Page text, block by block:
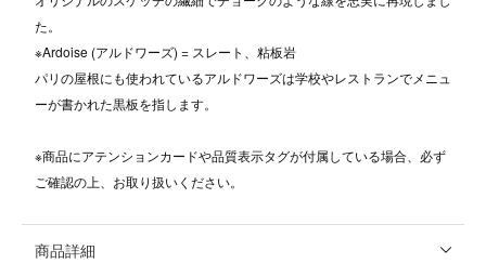
た。
※Ardoise (アルドワーズ) = スレート、粘板岩
パリの屋根にも使われているアルドワーズは学校やレストランでメニュ
ーが書かれた黒板を指します。
※商品にアテンションカードや品質表示タグが付属している場合、必ず
ご確認の上、お取り扱いください。
商品詳細